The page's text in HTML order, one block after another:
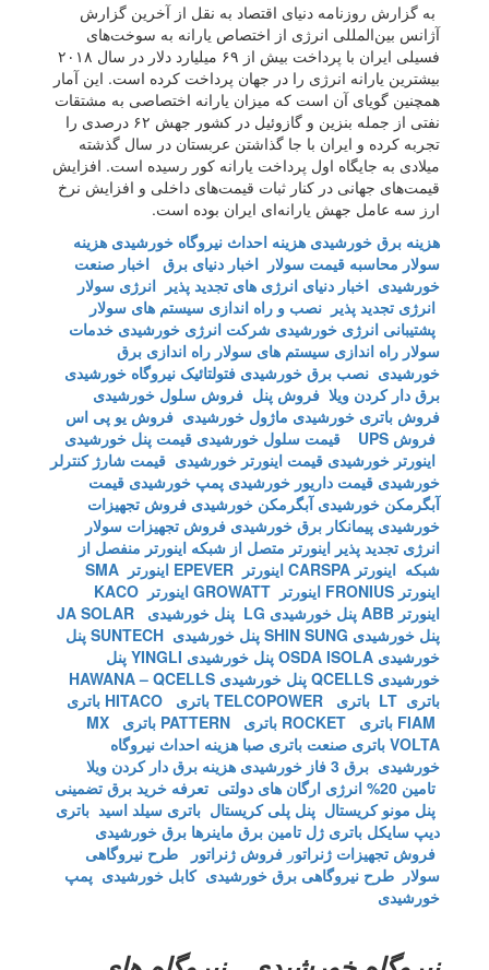
به گزارش روزنامه دنیای اقتصاد به نقل از آخرین گزارش
آژانس بین‌المللی انرژی از اختصاص یارانه به سوخت‌های
فسیلی ایران با پرداخت بیش از ۶۹ میلیارد دلار در سال ۲۰۱۸
بیشترین یارانه انرژی را در جهان پرداخت کرده است. این آمار
همچنین گویای آن است که میزان یارانه اختصاصی به مشتقات
نفتی از جمله بنزین و گازوئیل در کشور جهش ۶۲ درصدی را
تجربه کرده و ایران با جا گذاشتن عربستان در سال گذشته
میلادی به جایگاه اول پرداخت یارانه کور رسیده است. افزایش
قیمت‌های جهانی در کنار ثبات قیمت‌های داخلی و افزایش نرخ
ارز سه عامل جهش یارانه‌ای ایران بوده است.
هزینه برق خورشیدی هزینه احداث نیروگاه خورشیدی هزینه
سولار محاسبه قیمت سولار اخبار دنیای برق اخبار صنعت
خورشیدی اخبار دنیای انرژی های تجدید پذیر انرژی سولار
انرژی تجدید پذیر نصب و راه اندازی سیستم های سولار
پشتیبانی انرژی خورشیدی شرکت انرژی خورشیدی خدمات
سولار راه اندازی سیستم های سولار راه اندازی برق
خورشیدی نصب برق خورشیدی فتولتائیک نیروگاه خورشیدی
برق دار کردن ویلا فروش پنل فروش سلول خورشیدی
فروش باتری خورشیدی ماژول خورشیدی فروش یو پی اس
فروش UPS
قیمت سلول خورشیدی قیمت پنل خورشیدی
اینورتر خورشیدی قیمت اینورتر خورشیدی قیمت شارژ کنترلر
خورشیدی قیمت داریور خورشیدی پمپ خورشیدی قیمت
آبگرمکن خورشیدی آبگرمکن خورشیدی فروش تجهیزات
خورشیدی پیمانکار برق خورشیدی فروش تجهیزات سولار
انرژی تجدید پذیر اینورتر متصل از شبکه اینورتر منفصل از
شبکه اینورتر CARSPA اینورتر EPEVER
اینورتر SMA
اینورتر FRONIUS
اینورتر GROWATT
اینورتر KACO
اینورتر ABB
پنل خورشیدی LG
پنل خورشیدی JA SOLAR
پنل خورشیدی SHIN SUNG
پنل خورشیدی SUNTECH
پنل
خورشیدی OSDA ISOLA
پنل خورشیدی YINGLI
پنل
خورشیدی QCELLS
پنل خورشیدی HAWANA – QCELLS
باتری LT
باتری TELCOPOWER باتری HITACO
باتری
باتری ROCKET باتری PATTERN
باتری MX
VOLTA باتری صنعت باتری صبا هزینه احداث نیروگاه
خورشیدی برق 3 فاز خورشیدی
هزینه برق دار کردن ویلا
تامین 20% انرژی ارگان های دولتی
تعرفه خرید برق تضمینی
پنل مونو کریستال پنل پلی کریستال باتری سیلد اسید باتری
دیپ سایکل باتری ژل تامین برق ماینرها برق خورشیدی
فروش تجهیزات ژنراتور فروش ژنراتور
طرح نیروگاهی
سولار طرح نیروگاهی برق خورشیدی کابل خورشیدی پمپ
خورشیدی